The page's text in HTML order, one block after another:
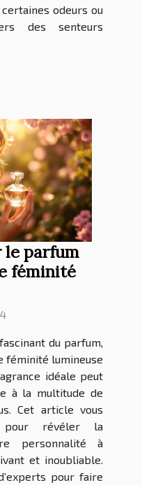
odeurs ou
des senteurs
le parfum
féminité
du parfum,
lumineuse
idéale peut
à la multitude de
Cet article vous
révéler la
personnalité à
et inoubliable.
pour faire